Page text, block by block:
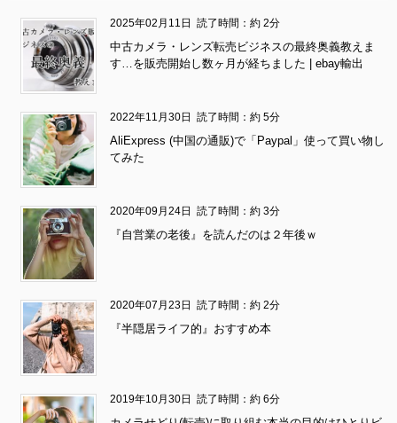
2025年02月11日 読了時間：約 2分
中古カメラ・レンズ転売ビジネスの最終奥義教えま
す…を販売開始し数ヶ月が経ちました | ebay輸出
2022年11月30日 読了時間：約 5分
AliExpress (中国の通販)で「Paypal」使って買い物し
てみた
2020年09月24日 読了時間：約 3分
『自営業の老後』を読んだのは２年後ｗ
2020年07月23日 読了時間：約 2分
『半隠居ライフ的』おすすめ本
2019年10月30日 読了時間：約 6分